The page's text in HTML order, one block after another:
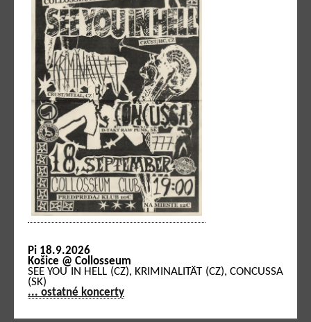
Pi 18.9.2026
Košice @ Collosseum
SEE YOU IN HELL (CZ), KRIMINALITÄT (CZ), CONCUSSA
(SK)
... ostatné koncerty